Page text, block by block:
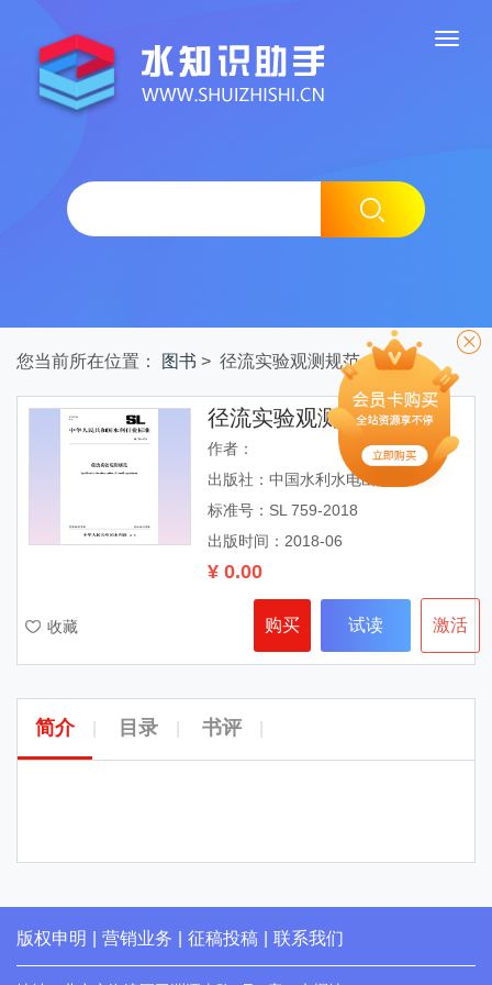
您当前所在位置： 图书 > 径流实验观测规范
径流实验观测规范
作者：
出版社：中国水利水电出版社
标准号：SL 759-2018
出版时间：2018-06
¥ 0.00
购买 试读 激活
收藏
简介 目录 书评
版权申明 营销业务 征稿投稿 联系我们